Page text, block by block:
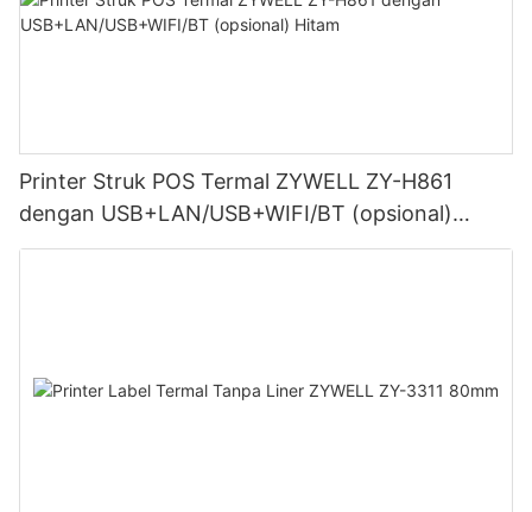
Printer Struk POS Termal ZYWELL ZY-H861
dengan USB+LAN/USB+WIFI/BT (opsional)
Hitam